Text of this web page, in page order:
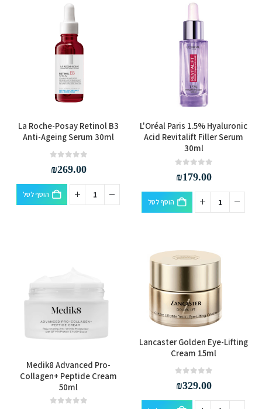
L'Oréal Paris 1.5% Hyaluronic
Acid Revitalift Filler Serum
30ml
₪179.00
הוסף לסל
La Roche-Posay Retinol B3
Anti-Ageing Serum 30ml
₪269.00
הוסף לסל
Lancaster Golden Eye-Lifting
Cream 15ml
₪329.00
Medik8 Advanced Pro-
Collagen+ Peptide Cream
50ml